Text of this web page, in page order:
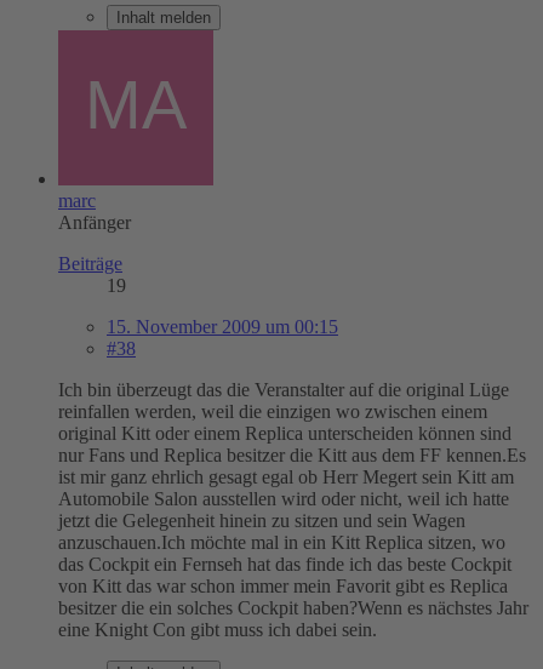
Inhalt melden
marc
Anfänger
Beiträge
19
15. November 2009 um 00:15
#38
Ich bin überzeugt das die Veranstalter auf die original Lüge
reinfallen werden, weil die einzigen wo zwischen einem
original Kitt oder einem Replica unterscheiden können sind
nur Fans und Replica besitzer die Kitt aus dem FF kennen.Es
ist mir ganz ehrlich gesagt egal ob Herr Megert sein Kitt am
Automobile Salon ausstellen wird oder nicht, weil ich hatte
jetzt die Gelegenheit hinein zu sitzen und sein Wagen
anzuschauen.Ich möchte mal in ein Kitt Replica sitzen, wo
das Cockpit ein Fernseh hat das finde ich das beste Cockpit
von Kitt das war schon immer mein Favorit gibt es Replica
besitzer die ein solches Cockpit haben?Wenn es nächstes Jahr
eine Knight Con gibt muss ich dabei sein.